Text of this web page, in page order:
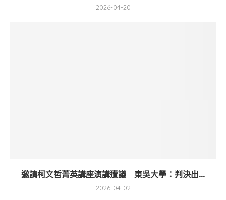
2026-04-20
邀請柯文哲菁英講座演講遭議 東吳大學：判決出...
2026-04-02